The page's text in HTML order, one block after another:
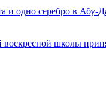
и одно серебро в Абу-
школы